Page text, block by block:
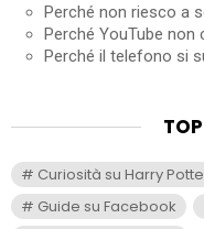
Perché non riesco a
Perché YouTube non
Perché il telefono si
Curiosità su Harry
Guide su Facebook